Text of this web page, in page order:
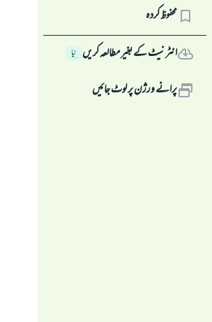
محفوظ کردہ
انٹرنیٹ کے بغیر مطالعہ کریں نِیا
پرانے ورژن پر لوٹ جائیں